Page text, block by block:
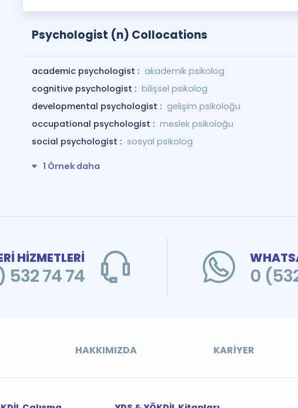
Psychologist (n) Collocations
academic psychologist : akademik psikolog
cognitive psychologist : bilişsel psikolog
developmental psychologist : gelişim psikoloğu
occupational psychologist : meslek psikoloğu
social psychologist : sosyal psikolog
1 Örnek daha
HİZMETLERİ
74 74 0
HAKKIMIZDA KARIYER